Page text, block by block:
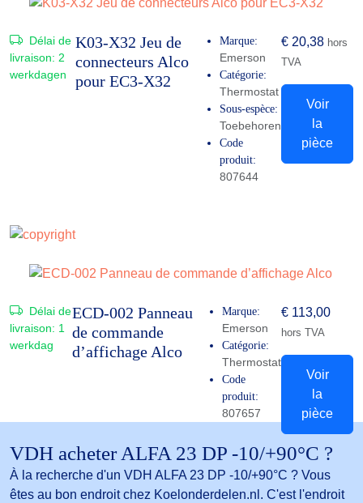
Délai de
livraison: 2
werkdagen
K03-X32 Jeu de
connecteurs Alco
pour EC3-X32
Marque:
Emerson
Catégorie:
Thermostat
Sous-espèce:
Toebehoren
Code
produit:
807644
€ 20,38 hors
TVA
Voir
la
pièce
Délai de
livraison: 1
werkdag
ECD-002 Panneau
de commande
d’affichage Alco
Marque:
Emerson
Catégorie:
Thermostat
Code
produit:
807657
€ 113,00
hors TVA
Voir
la
pièce
VDH acheter ALFA 23 DP -10/+90°C ?
À la recherche d'un VDH ALFA 23 DP -10/+90°C ? Vous
êtes au bon endroit chez Koelonderdelen.nl. C'est l'endroit